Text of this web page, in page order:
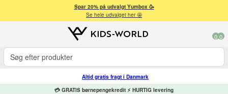
Spar 20% på udvalgt Yumbox 🥳
Se hele udvalget her 🤩
0 0
Altid gratis fragt i Danmark
💳 GRATIS børnepengekredit ⚡ HURTIG levering